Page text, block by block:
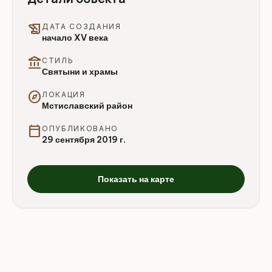
history_edu ДАТА СОЗДАНИЯ
начало XV века
account_balance СТИЛЬ
Святыни и храмы
explore ЛОКАЦИЯ
Мстиславский район
calendar_today ОПУБЛИКОВАНО
29 сентября 2019 г.
Показать на карте